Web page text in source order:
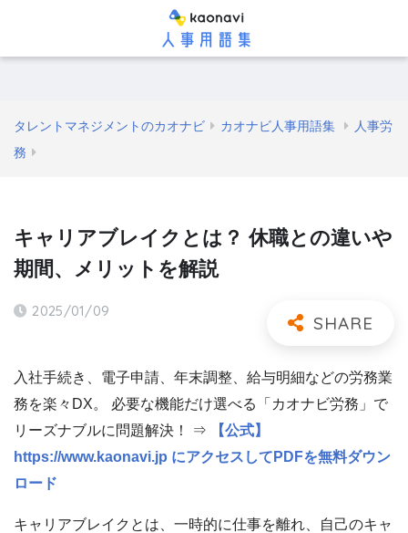
タレントマネジメントのカオナビ カオナビ人事用語集
人事労
務
キャリアブレイクとは？ 休職との違いや
期間、メリットを解説
2025/01/09
入社手続き、電子申請、年末調整、給与明細などの労務業
務を楽々DX。 必要な機能だけ選べる「カオナビ労務」で
リーズナブルに問題解決！ ⇒
【公式】
https://www.kaonavi.jp にアクセスしてPDFを無料ダウン
ロード
キャリアブレイクとは、一時的に仕事を離れ、自己のキャ